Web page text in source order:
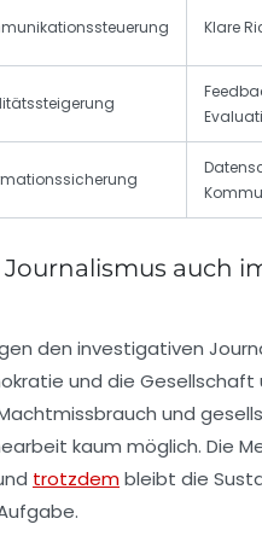
Klare
auch
den investigativen
und die
und
kaum möglich. Die
trotzdembleibt die